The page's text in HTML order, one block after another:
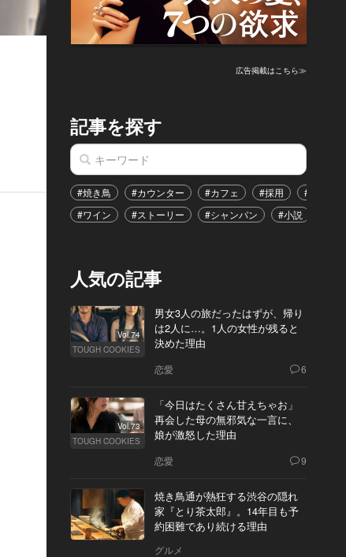
広告掲載はこちら≫
記事を探す
#焼き鳥 #カウンター #カフェ #採用
#恋愛
#ワイン
#ストーリー #シャンパン #小説
人気の記事
Vol.74
TOUGH COOKIES
男女3人の旅だったはずが、帰り
は2人に…。1人の女性が残ると
決めた理由
恋愛 6
Vol.73
TOUGH COOKIES
「今日はたくさん甘えちゃお」
再会した母の無邪気な一言に、
娘が激怒した理由
恋愛 9
焼き鳥通が熱狂する渋谷の隠れ
家『とり茶太郎』。14年目も予
約困難であり続ける理由
グルメ